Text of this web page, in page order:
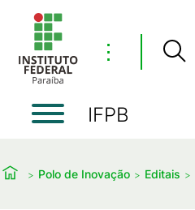
⋮
IFPB
Polo de Inovação Editais